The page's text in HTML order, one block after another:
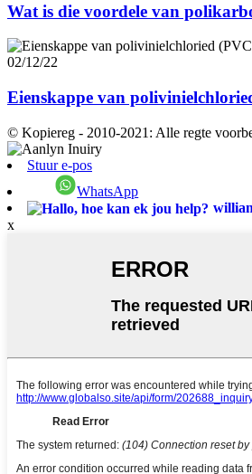
Wat is die voordele van
02/12/22
Eienskappe van
© Kopiereg - 2010-2021: Alle regte
Stuur e-pos
WhatsApp
x